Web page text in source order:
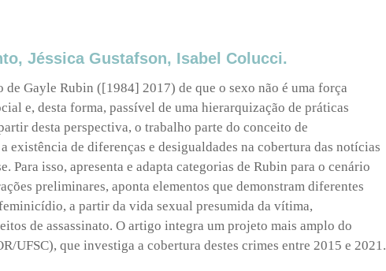
Jéssica Gustafson, Isabel Colucci.
de Gayle Rubin ([1984] 2017) de que o sexo não é uma força
e, desta forma, passível de uma hierarquização de práticas
desta perspectiva, o trabalho parte do conceito de
existência de diferenças e desigualdades na cobertura das notícias
Para isso, apresenta e adapta categorias de Rubin para o cenário
preliminares, aponta elementos que demonstram diferentes
a partir da vida sexual presumida da vítima,
de assassinato. O artigo integra um projeto mais amplo do
UFSC), que investiga a cobertura destes crimes entre 2015 e 2021.